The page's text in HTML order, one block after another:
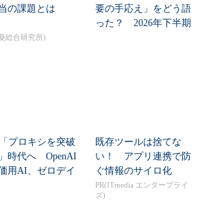
の課題とは
総合研究所)
要の手応え」をどう語
った？ 2026年下半期
プロキシを突破
時代へ OpenAI
用AI、ゼロデイ
既存ツールは捨てな
い！ アプリ連携で防
ぐ情報のサイロ化
PR(ITmedia エンタープライ
ズ)